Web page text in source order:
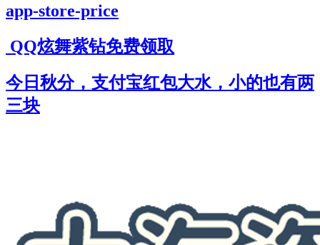
app-store-price
QQ炫舞紫钻免费领取
今日秋分，支付宝红包大水，小的也有两
三块